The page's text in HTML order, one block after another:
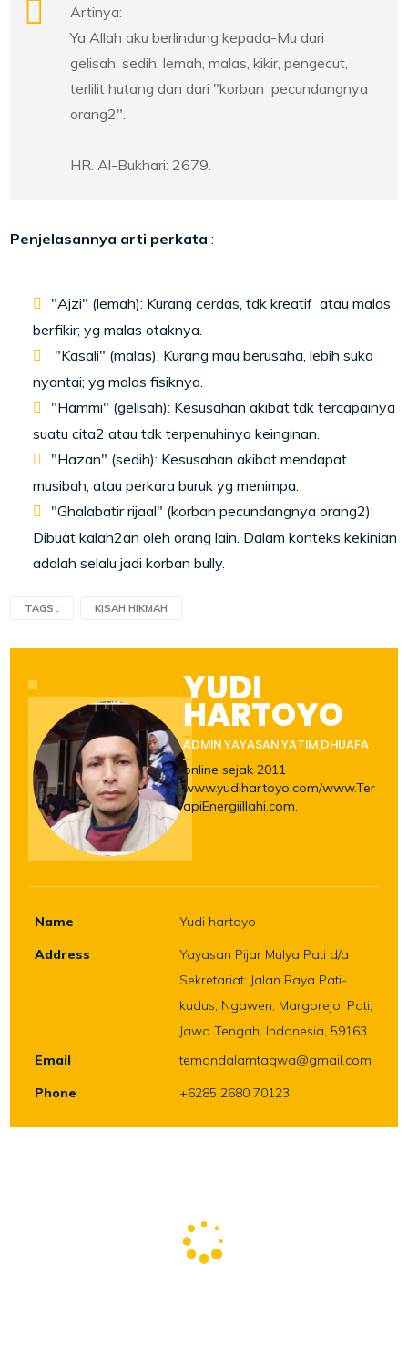
Artinya:
Ya Allah aku berlindung kepada-Mu dari
gelisah, sedih, lemah, malas, kikir, pengecut,
terlilit hutang dan dari "korban pecundangnya
orang2".
HR. Al-Bukhari: 2679.
Penjelasannya arti perkata:
"Ajzi" (lemah): Kurang cerdas, tdk kreatif atau malas
berfikir; yg malas otaknya.
"Kasali" (malas): Kurang mau berusaha, lebih suka
nyantai; yg malas fisiknya.
"Hammi" (gelisah): Kesusahan akibat tdk tercapainya
suatu cita2 atau tdk terpenuhinya keinginan.
"Hazan" (sedih): Kesusahan akibat mendapat
musibah, atau perkara buruk yg menimpa.
"Ghalabatir rijaal" (korban pecundangnya orang2):
Dibuat kalah2an oleh orang lain. Dalam konteks kekinian
adalah selalu jadi korban bully.
TAGS : KISAH HIKMAH
YUDI
HARTOYO
ADMIN YAYASAN YATIM,DHUAFA
online sejak 2011
www.yudihartoyo.com/www.Ter
apiEnergiillahi.com,
Name
Yudi hartoyo
Address
Yayasan Pijar Mulya Pati d/a
Sekretariat: Jalan Raya Pati-
kudus, Ngawen, Margorejo, Pati,
Jawa Tengah, Indonesia, 59163
Email
temandalamtaqwa@gmail.com
Phone
+6285 2680 70123